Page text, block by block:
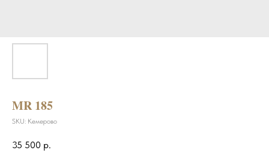
MR 185
SKU: Кемерово
35 500 р.